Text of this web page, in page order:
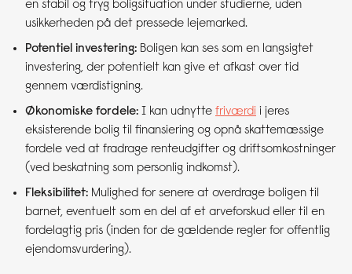
en stabil og tryg boligsituation under studierne, uden
usikkerheden på det pressede lejemarked.
Potentiel investering: Boligen kan ses som en langsigtet
investering, der potentielt kan give et afkast over tid
gennem værdistigning.
Økonomiske fordele: I kan udnytte friværdi i jeres
eksisterende bolig til finansiering og opnå skattemæssige
fordele ved at fradrage renteudgifter og driftsomkostninger
(ved beskatning som personlig indkomst).
Fleksibilitet: Mulighed for senere at overdrage boligen til
barnet, eventuelt som en del af et arveforskud eller til en
fordelagtig pris (inden for de gældende regler for offentlig
ejendomsvurdering).